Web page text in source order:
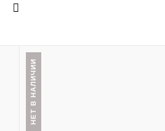
НЕТ В НАЛИЧИИ